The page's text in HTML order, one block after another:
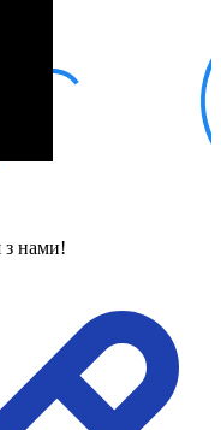
обласних
ветеранів УТОГ
з нами!